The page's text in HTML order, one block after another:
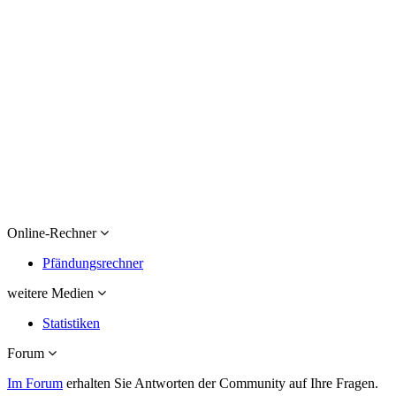
Online-Rechner
Pfändungsrechner
weitere Medien
Statistiken
Forum
Im Forum erhalten Sie Antworten der Community auf Ihre Fragen.